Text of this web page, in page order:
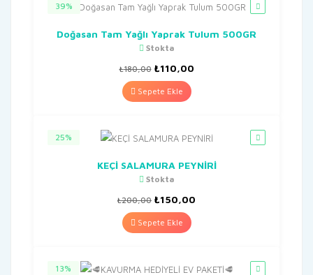
39%
Doğasan Tam Yağlı Yaprak Tulum 500GR
Stokta
₺180,00 Orijinal
fiyat:
₺180,00.
₺110,00Şu
Sepete Ekle
25%
KEÇİ SALAMURA PEYNİRİ
Stokta
₺200,00 Orijinal
fiyat:
₺200,00.
₺150,00
Sepete Ekle
13%